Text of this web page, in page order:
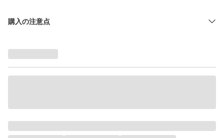
購入の注意点